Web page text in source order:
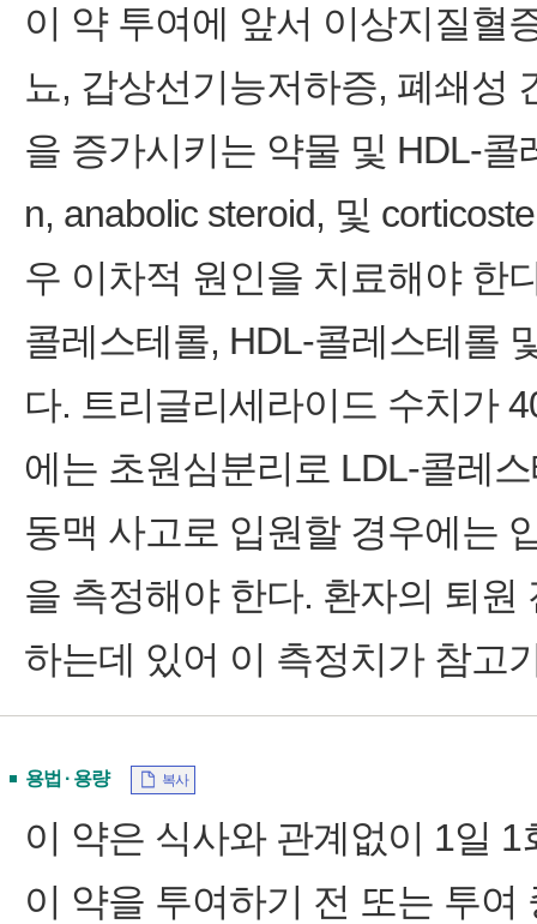
이 약 투여에 앞서 이상지질혈
뇨, 갑상선기능저하증, 폐쇄성
을 증가시키는 약물 및 HDL-
n, anabolic steroid, 및
우 이차적 원인을 치료해야 한
콜레스테롤, HDL-콜레스테롤
다. 트리글리세라이드 수치가
에는 초원심분리로 LDL-콜레
동맥 사고로 입원할 경우에는
을 측정해야 한다. 환자의 퇴
하는데 있어 이 측정치가 참고
용법 · 용량 복사
이 약은 식사와 관계없이 1일 1
이 약을 투여하기 전 또는 투